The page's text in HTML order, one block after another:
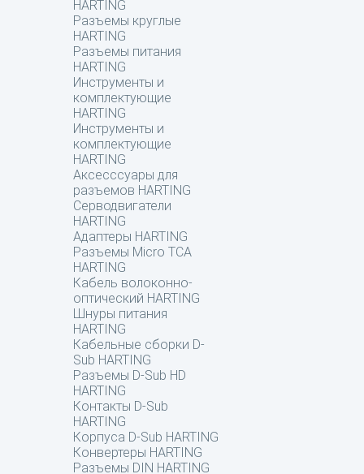
HARTING
Разъемы круглые
HARTING
Разъемы питания
HARTING
Инструменты и
комплектующие
HARTING
Инструменты и
комплектующие
HARTING
Аксесссуары для
разъемов HARTING
Серводвигатели
HARTING
Адаптеры HARTING
Разъемы Micro TCA
HARTING
Кабель волоконно-
оптический HARTING
Шнуры питания
HARTING
Кабельные сборки D-
Sub HARTING
Разъемы D-Sub HD
HARTING
Контакты D-Sub
HARTING
Корпуса D-Sub HARTING
Конвертеры HARTING
Разъемы DIN HARTING